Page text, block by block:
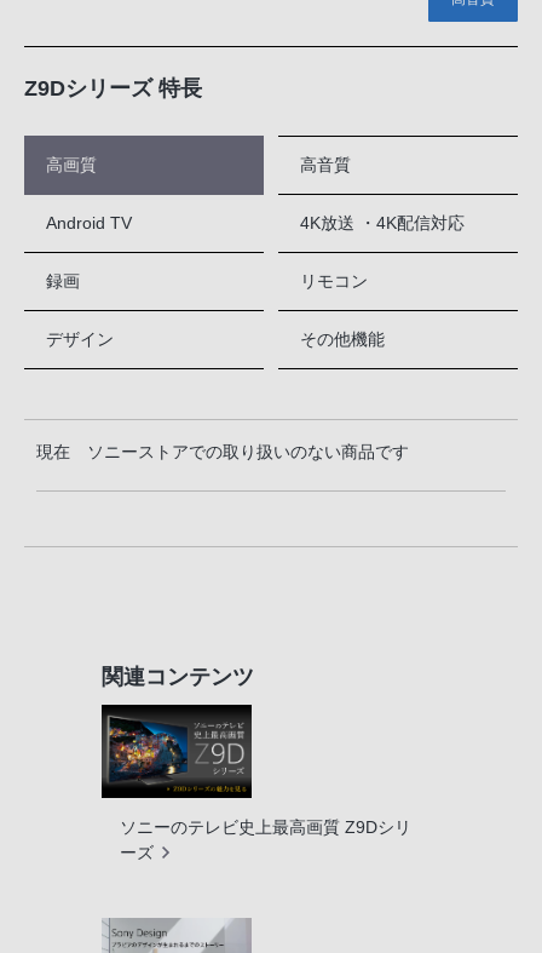
Z9Dシリーズ 特長
高画質 高音質
Android TV 4K放送 ・4K配信対応
録画 リモコン
デザイン その他機能
現在 ソニーストアでの取り扱いのない商品です
関連コンテンツ
ソニーのテレビ史上最高画質 Z9Dシリ
ーズ